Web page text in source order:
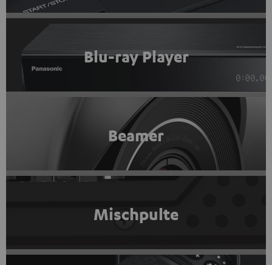
Blu-ray Player
Beamer
Mischpulte